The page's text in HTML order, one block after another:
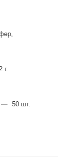
г.
— 50 шт.